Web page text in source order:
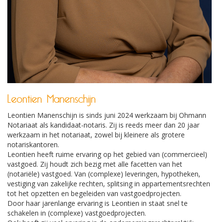
Leontien Manenschijn
Leontien Manenschijn is sinds juni 2024 werkzaam bij Ohmann
Notariaat als kandidaat-notaris. Zij is reeds meer dan 20 jaar
werkzaam in het notariaat, zowel bij kleinere als grotere
notariskantoren.
Leontien heeft ruime ervaring op het gebied van (commercieel)
vastgoed. Zij houdt zich bezig met alle facetten van het
(notariële) vastgoed. Van (complexe) leveringen, hypotheken,
vestiging van zakelijke rechten, splitsing in appartementsrechten
tot het opzetten en begeleiden van vastgoedprojecten.
Door haar jarenlange ervaring is Leontien in staat snel te
schakelen in (complexe) vastgoedprojecten.